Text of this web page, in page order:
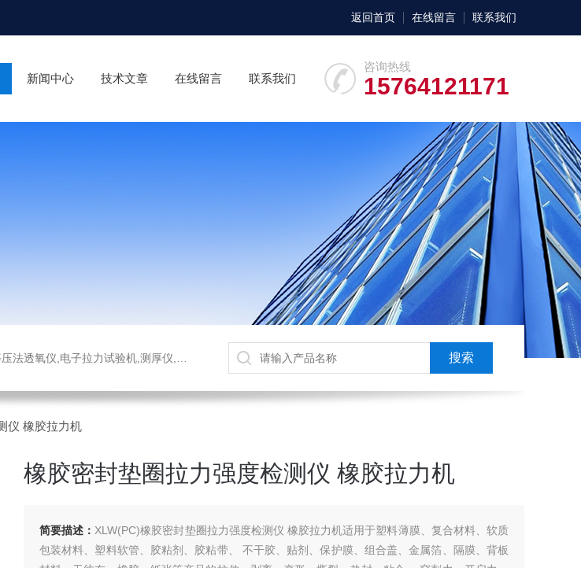
返回首页 在线留言 联系我们
咨询热线
15764121171
新闻中心 技术文章 在线留言 联系我们
力试验机,测厚仪,瓶盖扭矩仪,顶空残氧仪
仪 橡胶拉力机
橡胶密封垫圈拉力强度检测仪 橡胶拉力机
简要描述： XLW(PC)橡胶密封垫圈拉力强度检测仪 橡胶拉力机适用于塑料薄膜、复合材料、软质
包装材料、塑料软管、胶粘剂、胶粘带、 不干胶、贴剂、保护膜、组合盖、金属箔、隔膜、背板